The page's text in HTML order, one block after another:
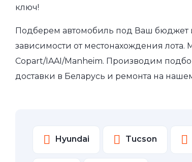
ключ!
Подберем автомобиль под Ваш бюджет
зависимости от местонахождения
Copart/IAAI/Manheim. Производим
доставки в Беларусь и ремонта на
Hyundai Tucson